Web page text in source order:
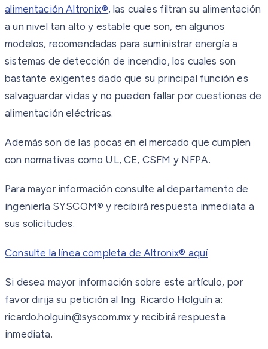
alimentación Altronix®, las cuales filtran su alimentación
a un nivel tan alto y estable que son, en algunos
modelos, recomendadas para suministrar energía a
sistemas de detección de incendio, los cuales son
bastante exigentes dado que su principal función es
salvaguardar vidas y no pueden fallar por cuestiones de
alimentación eléctricas.
Además son de las pocas en el mercado que cumplen
con normativas como UL, CE, CSFM y NFPA.
Para mayor información consulte al departamento de
ingeniería SYSCOM® y recibirá respuesta inmediata a
sus solicitudes.
Consulte la línea completa de Altronix® aquí
Si desea mayor información sobre este artículo, por
favor dirija su petición al Ing. Ricardo Holguín a:
ricardo.holguin@syscom.mx y recibirá respuesta
inmediata.